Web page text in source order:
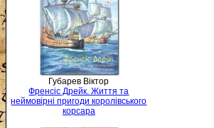
Губарев Віктор
Френсіс Дрейк. Життя та
неймовірні пригоди королівського
корсара